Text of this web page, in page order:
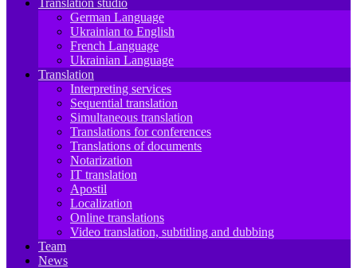
Translation studio
German Language
Ukrainian to English
French Language
Ukrainian Language
Translation
Interpreting services
Sequential translation
Simultaneous translation
Translations for conferences
Translations of documents
Notarization
IT translation
Apostil
Localization
Online translations
Video translation, subtitling and dubbing
Team
News